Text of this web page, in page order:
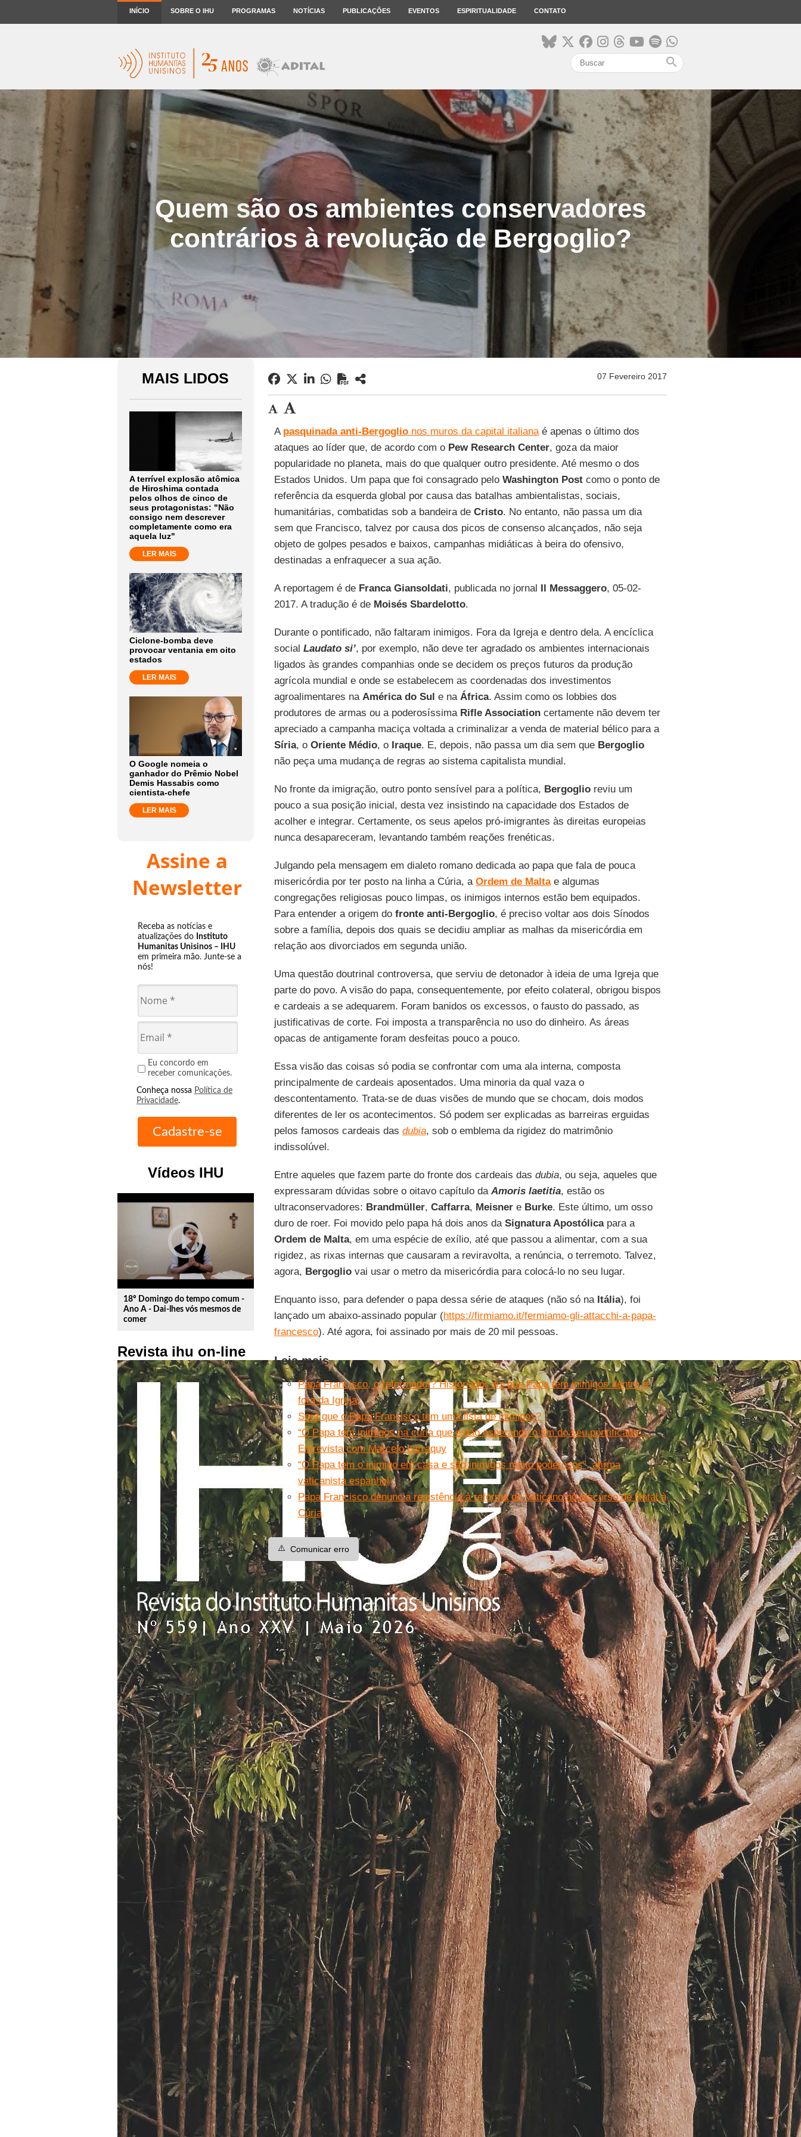
INÍCIO SOBRE O IHU PROGRAMAS NOTÍCIAS PUBLICAÇÕES EVENTOS ESPIRITUALIDADE CONTATO
search
Quem são os ambientes conservadores
contrários à revolução de Bergoglio?
MAIS LIDOS
A terrível explosão atômica
de Hiroshima contada
pelos olhos de cinco de
seus protagonistas: "Não
consigo nem descrever
completamente como era
aquela luz"
LER MAIS
Ciclone-bomba deve
provocar ventania em oito
estados
LER MAIS
O Google nomeia o
ganhador do Prêmio Nobel
Demis Hassabis como
cientista-chefe
LER MAIS
Assine a
Newsletter
Receba as notícias e
atualizações do Instituto
Humanitas Unisinos – IHU
em primeira mão. Junte-se a
nós!
Eu concordo em
receber comunicações.
Conheça nossa Política de
Privacidade.
Vídeos IHU
play_circle_outline
18º Domingo do tempo comum -
Ano A - Dai-lhes vós mesmos de
comer
Revista ihu on-line
07 Fevereiro 2017
A pasquinada anti-Bergoglionos muros da capital italianaé apenas o último dos
ataques ao líder que, de acordo com o Pew Research Center, goza da maior
popularidade no planeta, mais do que qualquer outro presidente. Até mesmo o dos
Estados Unidos. Um papa que foi consagrado pelo Washington Postcomo o ponto de
referência da esquerda global por causa das batalhas ambientalistas, sociais,
humanitárias, combatidas sob a bandeira de Cristo. No entanto, não passa um dia
sem que Francisco, talvez por causa dos picos de consenso alcançados, não seja
objeto de golpes pesados e baixos, campanhas midiáticas à beira do ofensivo,
destinadas a enfraquecer a sua ação.
A reportagem é de Franca Giansoldati, publicada no jornal Il Messaggero, 05-02-
2017. A tradução é de Moisés Sbardelotto.
Durante o pontificado, não faltaram inimigos. Fora da Igreja e dentro dela. A encíclica
social Laudato si’, por exemplo, não deve ter agradado os ambientes internacionais
ligados às grandes companhias onde se decidem os preços futuros da produção
agrícola mundial e onde se estabelecem as coordenadas dos investimentos
agroalimentares na América do Sul e na África. Assim como os lobbies dos
produtores de armas ou a poderosíssima Rifle Associationcertamente não devem ter
apreciado a campanha maciça voltada a criminalizar a venda de material bélico para a
Síria, o Oriente Médio, o Iraque. E, depois, não passa um dia sem que Bergoglio
não peça uma mudança de regras ao sistema capitalista mundial.
No fronte da imigração, outro ponto sensível para a política, Bergoglioreviu um
pouco a sua posição inicial, desta vez insistindo na capacidade dos Estados de
acolher e integrar. Certamente, os seus apelos pró-imigrantes às direitas europeias
nunca desapareceram, levantando também reações frenéticas.
Julgando pela mensagem em dialeto romano dedicada ao papa que fala de pouca
misericórdia por ter posto na linha a Cúria, a Ordem de Maltae algumas
congregações religiosas pouco limpas, os inimigos internos estão bem equipados.
Para entender a origem do fronte anti-Bergoglio, é preciso voltar aos dois Sínodos
sobre a família, depois dos quais se decidiu ampliar as malhas da misericórdia em
relação aos divorciados em segunda união.
Uma questão doutrinal controversa, que serviu de detonador à ideia de uma Igreja que
parte do povo. A visão do papa, consequentemente, por efeito colateral, obrigou bispos
e cardeais a se adequarem. Foram banidos os excessos, o fausto do passado, as
justificativas de corte. Foi imposta a transparência no uso do dinheiro. As áreas
opacas de antigamente foram desfeitas pouco a pouco.
Essa visão das coisas só podia se confrontar com uma ala interna, composta
principalmente de cardeais aposentados. Uma minoria da qual vaza o
descontentamento. Trata-se de duas visões de mundo que se chocam, dois modos
diferentes de ler os acontecimentos. Só podem ser explicadas as barreiras erguidas
pelos famosos cardeais das dubia, sob o emblema da rigidez do matrimônio
indissolúvel.
Entre aqueles que fazem parte do fronte dos cardeais das dubia, ou seja, aqueles que
expressaram dúvidas sobre o oitavo capítulo da Amoris laetitia, estão os
ultraconservadores: Brandmüller, Caffarra, Meisnere Burke. Este último, um osso
duro de roer. Foi movido pelo papa há dois anos da Signatura Apostólicapara a
Ordem de Malta, em uma espécie de exílio, até que passou a alimentar, com a sua
rigidez, as rixas internas que causaram a reviravolta, a renúncia, o terremoto. Talvez,
agora, Bergogliovai usar o metro da misericórdia para colocá-lo no seu lugar.
Enquanto isso, para defender o papa dessa série de ataques (não só na Itália), foi
lançado um abaixo-assinado popular (https://firmiamo.it/fermiamo-gli-attacchi-a-papa-
francesco). Até agora, foi assinado por mais de 20 mil pessoas.
Leia mais
Papa Francisco, o reformador? Historiador diz que Papa tem inimigos dentro e
fora da Igreja
Será que o Papa Francisco tem uma lista de inimigos?
“O Papa tem inimigos na cúria que estão esperando o fim do seu pontificado”.
Entrevista com Marcelo Larraquy
“O Papa tem o inimigo em casa e são inimigos muito poderosos”, afirma
vaticanista espanhol
Papa Francisco denuncia resistência à reforma do Vaticano no discurso de Natal à
Cúria
⚠️ Comunicar erro